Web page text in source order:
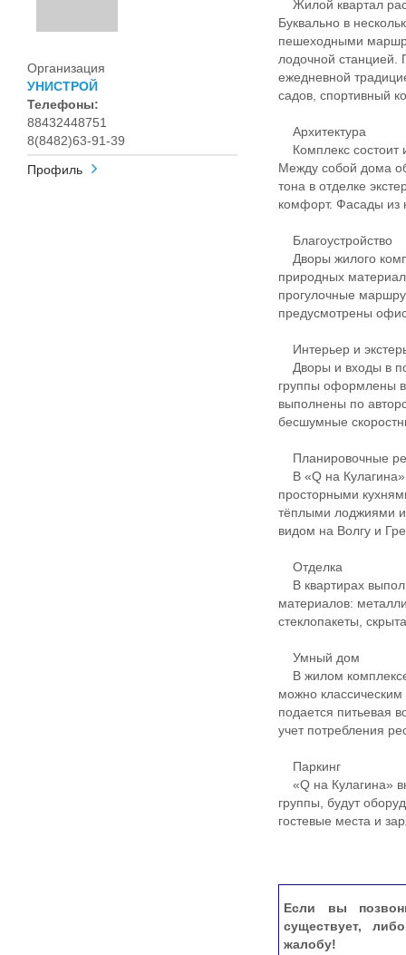
Организация
УНИСТРОЙ
Телефоны:
88432448751
8(8482)63-91-39
Профиль
Жилой квартал
Буквально в
пешеходными
лодочной станцией.
ежедневной
садов, спортивный
Архитектура
Комплекс состоит
Между собой дома
тона в отделке
комфорт. Фасады из
Благоустройство
Дворы жилого
природных
прогулочные
предусмотрены
Интерьер и
Дворы и входы в
группы оформлены
выполнены по
бесшумные
Планировочные
В «Q на Кулагина»
просторными
тёплыми лоджиями и
видом на Волгу и
Отделка
В квартирах
материалов:
стеклопакеты,
Умный дом
В жилом комплексе
можно
подается питьевая
учет потребления
Паркинг
«Q на Кулагина»
группы, будут
гостевые места и
Если вы
существует,
жалобу!